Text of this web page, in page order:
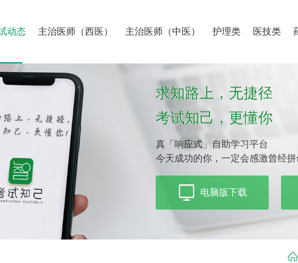
动态 主治医师（西医） 主治医师（中医） 护理类 医技类
求知路上，无捷径
考试知己，更懂你
真「响应式」自助学习平台
今天成功的你，一定会感激曾经拼
电脑版下载